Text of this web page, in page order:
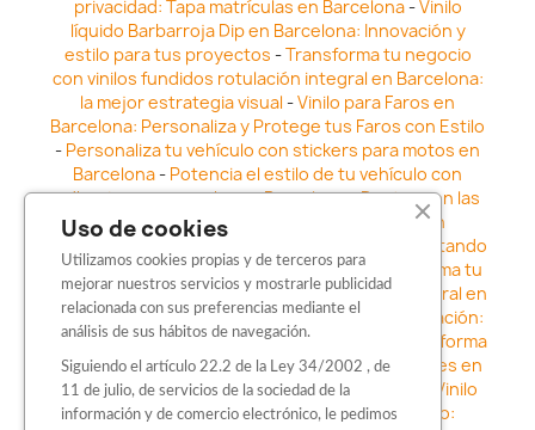
privacidad: Tapa matrículas en Barcelona-Vinilo
líquido Barbarroja Dip en Barcelona: Innovación y
estilo para tus proyectos -Transforma tu negocio
con vinilos fundidos rotulación integral en Barcelona:
la mejor estrategia visual -Vinilo para Faros en
Barcelona: Personaliza y Protege tus Faros con Estilo
- Personaliza tu vehículo con stickers para motos en
Barcelona- Potencia el estilo de tu vehículo con
adhesivos para coche en Barcelona-Destaca en las
calles: Los Mejores stickers para coches en
Vinilo para faros en Barcelona: Resaltando
la Estética y Seguridad del Automóvil- Transforma tu
vehículo con los vinilos fundidos rotulación integral en
Barcelona-Explora la Innovación en Personalización:
Vinilo líquido barbarroja dip en Barcelona
Transforma
tu vehículo con estilo: Kits adhesivos para coches en
Barcelona-Personaliza tu vehículo con estilo: Vinilo
para coche en Barcelona-Destaca con Estilo:
Uso de cookies
Utilizamos cookies propias y de terceros para
mejorar nuestros servicios y mostrarle publicidad
relacionada con sus preferencias mediante el
análisis de sus hábitos de navegación.
Siguiendo el artículo 22.2 de la Ley 34/2002 , de
11 de julio, de servicios de la sociedad de la
información y de comercio electrónico, le pedimos